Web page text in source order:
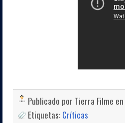
Publicado por Tierra Filme en
Etiquetas: Críticas